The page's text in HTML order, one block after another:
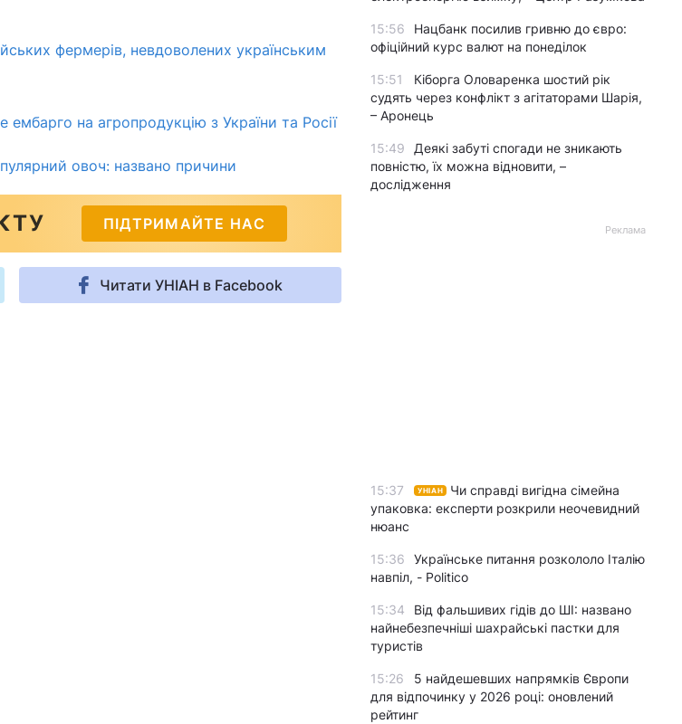
фермерів, невдоволених українським
на агропродукцію з України та Росії
овоч: названо причини
ПІДТРИМАЙТЕ НАС
Читати УНІАН в Facebook
15:56
Нацбанк посилив гривню до євро:
офіційний курс валют на понеділок
15:51
Кіборга Оловаренка шостий рік
судять через конфлікт з агітаторами Шарія,
– Аронець
15:49
Деякі забуті спогади не зникають
повністю, їх можна відновити, –
дослідження
Реклама
15:37 УНІАН
Чи справді вигідна сімейна
упаковка: експерти розкрили неочевидний
нюанс
15:36
Українське питання розкололо Італію
навпіл, - Politico
15:34
Від фальшивих гідів до ШІ: названо
найнебезпечніші шахрайські пастки для
туристів
15:26
5 найдешевших напрямків Європи
для відпочинку у 2026 році: оновлений
рейтинг